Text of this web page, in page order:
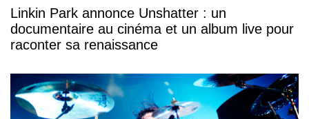
Linkin Park annonce Unshatter : un
documentaire au cinéma et un album live pour
raconter sa renaissance